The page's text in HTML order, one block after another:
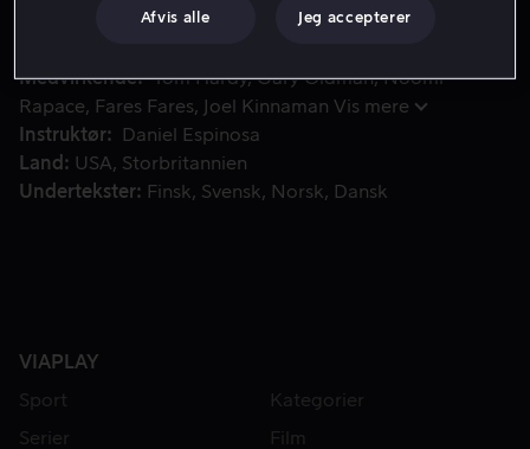
jager forsvarsløse børn.
Medvirkende Tom Hardy Gary Oldman Noomi
Rapace
Fares Fares Joel Kinnaman Vis mere
Instruktør
Daniel Espinosa
Land
USA
Storbritannien
Undertekster
Finsk Svensk Norsk Dansk
VIAPLAY
Sport
Kategorier
Serier
Film
Afvis alle Jeg accepterer